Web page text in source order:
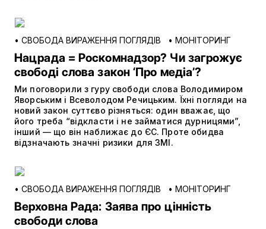
• СВОБОДА ВИРАЖЕННЯ ПОГЛЯДІВ • МОНІТОРИНГ
Нацрада = Роскомнадзор? Чи загрожує
свободі слова закон ‘Про медіа’?
Ми поговорили з гуру свободи слова Володимиром
Яворським і Всеволодом Речицьким. Їхні погляди на
новий закон суттєво різняться: один вважає, що
його треба “відкласти і не займатися дурницями”,
інший — що він наближає до ЄС. Проте обидва
відзначають значні ризики для ЗМІ.
• СВОБОДА ВИРАЖЕННЯ ПОГЛЯДІВ • МОНІТОРИНГ
Верховна Рада: Заява про цінність
свободи слова